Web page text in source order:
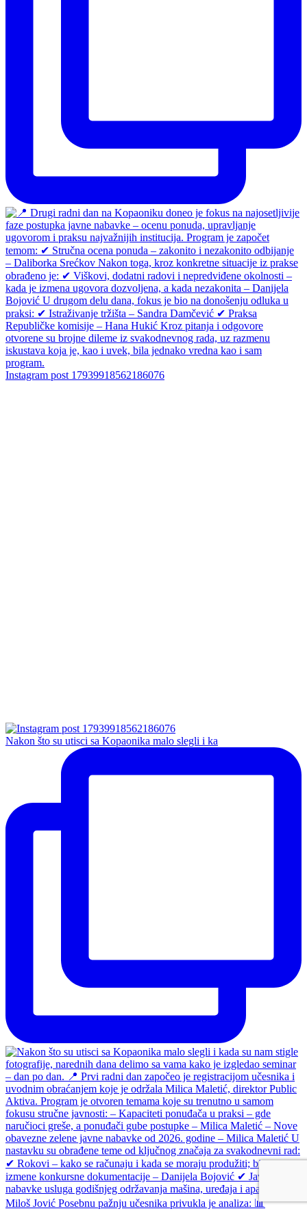
Instagram post 17939918562186076
Nakon što su utisci sa Kopaonika malo slegli i ka